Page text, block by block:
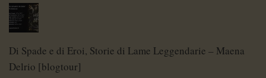
Di Spade e di Eroi, Storie di Lame Leggendarie – Maena
Delrio [blogtour]